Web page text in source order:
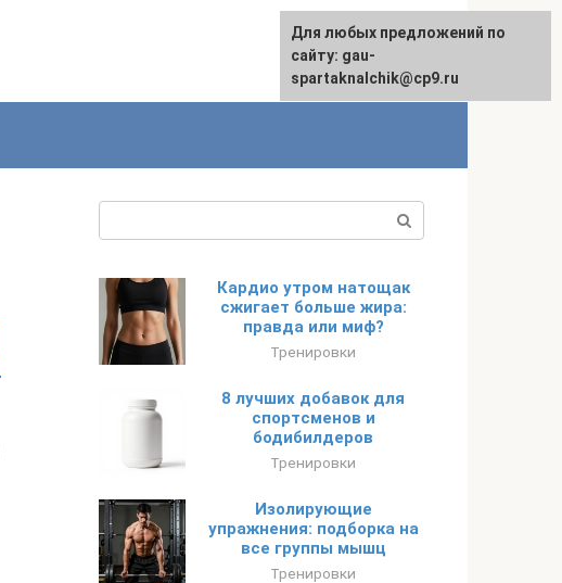
Кардио утром натощак
сжигает больше жира:
правда или миф?
Тренировки
8 лучших добавок для
спортсменов и
бодибилдеров
Тренировки
Изолирующие
упражнения: подборка на
все группы мышц
Тренировки
Для любых предложений по
сайту: gau-
spartaknalchik@cp9.ru